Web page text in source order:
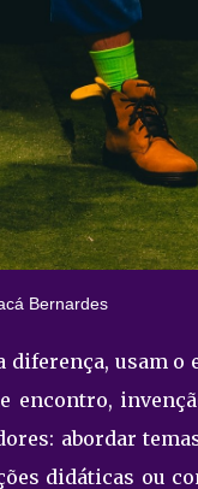
Bernardes
usam o
abordar
didáticas ou